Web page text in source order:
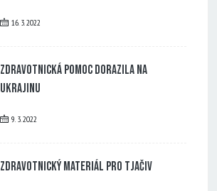
16. 3. 2022
Zdravotnická pomoc dorazila na
Ukrajinu
9. 3. 2022
Zdravotnický materiál pro Tjačiv